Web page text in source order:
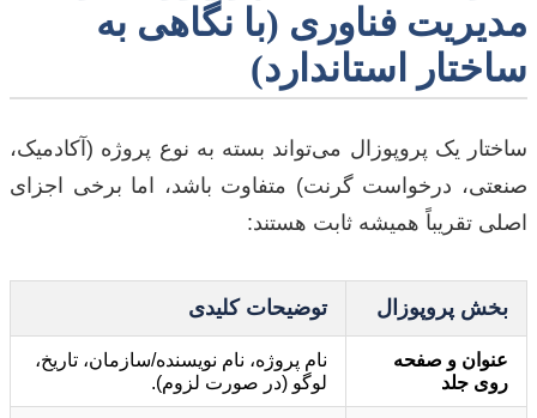
مدیریت فناوری (با نگاهی به
ساختار استاندارد)
ساختار یک پروپوزال می‌تواند بسته به نوع پروژه (آکادمیک،
صنعتی، درخواست گرنت) متفاوت باشد، اما برخی اجزای
اصلی تقریباً همیشه ثابت هستند:
بخش پروپوزال توضیحات کلیدی
عنوان و صفحه
روی جلد
نام پروژه، نام نویسنده/سازمان، تاریخ،
لوگو (در صورت لزوم).